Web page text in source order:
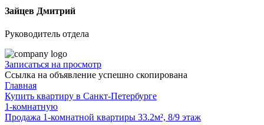
Зайцев Дмитрий
Руководитель отдела
Записаться на просмотр
Ссылка на объявление успешно скопирована
Главная
Купить квартиру в Санкт-Петербурге
1-комнатную
Продажа 1-комнатной квартиры 33.2м², 8/9 этаж